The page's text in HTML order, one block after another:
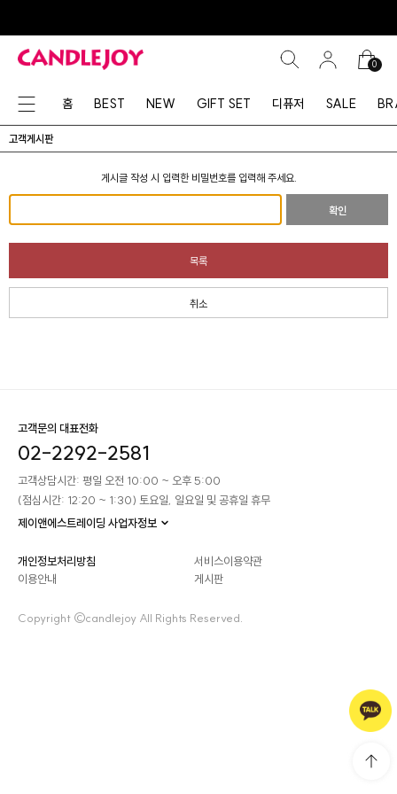
0
홈 BEST NEW GIFT SET 디퓨저 SALE
고객게시판
게시글 작성 시 입력한 비밀번호를 입력해 주세요.
확인
목록
취소
고객문의 대표전화
02-2292-2581
고객상담시간: 평일 오전 10:00 ~ 오후 5:00
(점심시간: 12:20 ~ 1:30) 토요일, 일요일 및 공휴일 휴무
제이앤에스트레이딩 사업자정보
개인정보처리방침
서비스이용약관
이용안내
게시판
Copyright ©candlejoy All Rights Reserved.